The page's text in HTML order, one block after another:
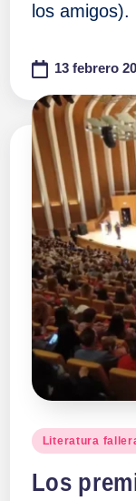
los amigos).
13 febrero
Publicado
Literatura
Los